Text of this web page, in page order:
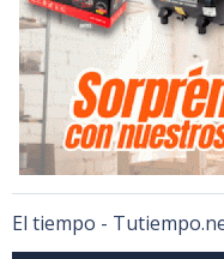
El tiempo -